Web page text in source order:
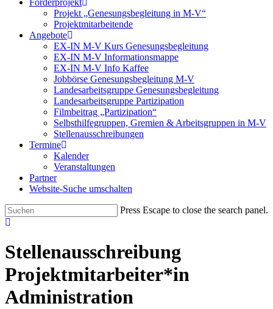
Förderprojekt
Projekt „Genesungsbegleitung in M-V“
Projektmitarbeitende
Angebote
EX-IN M-V Kurs Genesungsbegleitung
EX-IN M-V Informationsmappe
EX-IN M-V Info Kaffee
Jobbörse Genesungsbegleitung M-V
Landesarbeitsgruppe Genesungsbegleitung
Landesarbeitsgruppe Partizipation
Filmbeitrag „Partizipation“
Selbsthilfegruppen, Gremien & Arbeitsgruppen in M-V
Stellenausschreibungen
Termine
Kalender
Veranstaltungen
Partner
Website-Suche umschalten
Press Escape to close the search panel.
Stellenausschreibung
Projektmitarbeiter*in
Administration